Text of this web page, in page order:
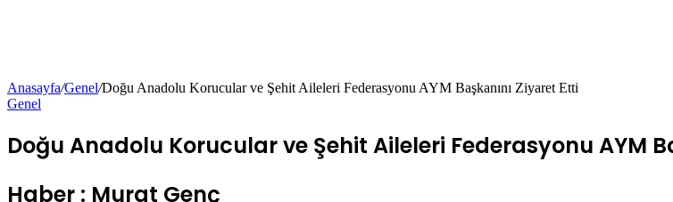
Anasayfa/Genel/Doğu Anadolu Korucular ve Şehit Aileleri Federasyonu AYM Başkanını Ziyaret Etti
Genel
Doğu Anadolu Korucular ve Şehit Aileleri Federasyonu AYM
Haber : Murat Genç